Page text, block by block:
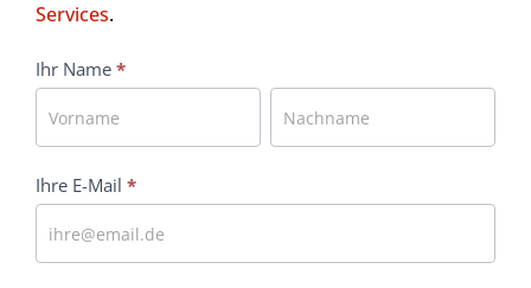
Services.
Kontakt
Ihr Name *
Ihre E-Mail *